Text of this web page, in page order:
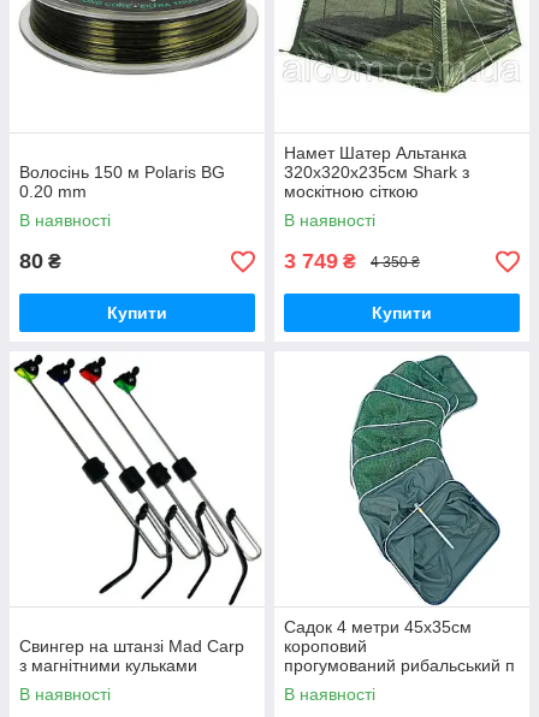
Волосінь 150 м Polaris BG
0.20 mm
В наявності
80 ₴
Купити
Намет Шатер Альтанка
320x320x235см Shark з
москітною сіткою
В наявності
3 749 ₴ 4 350 ₴
Купити
Свингер на штанзі Mad Carp
з магнітними кульками
В наявності
Садок 4 метри 45х35см
короповий
прогумований рибальський п
рямокутний Sadey
В наявності